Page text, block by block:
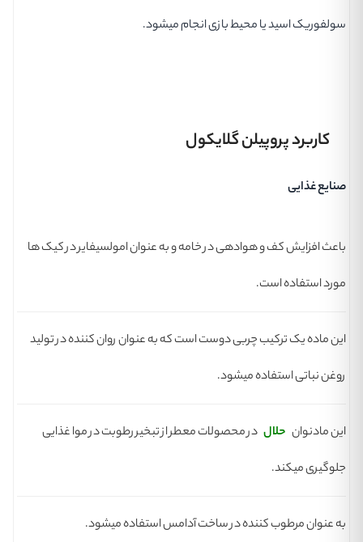
سولفوریک اسید یا محیط بازی انجام میشود.
کاربرد پروپیلن گلایکول
صنایع غذایی
باعث افزایش کف و هوادهی در خامه و به عنوان امولسیفایر در کیک ها
مورد استفاده است.
این ماده یک ترکیب چربی دوست است که به عنوان روان کننده در تولید
روغن نباتی استفاده میشود.
این مادنوان حلال در محصولات معطر از تبخیر رطوبت در موا غذایی
جلوگیری میکند.
به عنوان مرطوب کننده در ساخت آدامس استفاده میشود.